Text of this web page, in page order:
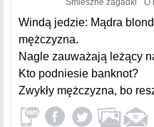
Śmieszne zagadki O
Windą jedzie: Mądra
mężczyzna.
Nagle zauważają leżący
Kto podniesie banknot?
Zwykły mężczyzna, bo